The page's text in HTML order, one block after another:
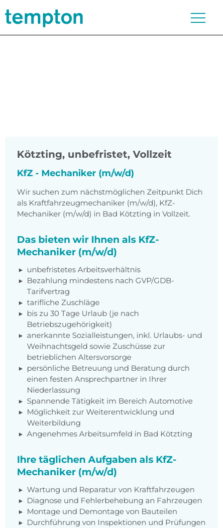
Kötzting, unbefristet, Vollzeit
KfZ - Mechaniker (m/w/d)
Wir suchen zum nächstmöglichen Zeitpunkt Dich
als Kraftfahrzeugmechaniker (m/w/d), KfZ-
Mechaniker (m/w/d) in Bad Kötzting in Vollzeit.
Das bieten wir Ihnen als KfZ-
Mechaniker (m/w/d)
unbefristetes Arbeitsverhältnis
Bezahlung mindestens nach GVP/GDB-
Tarifvertrag
tarifliche Zuschläge
bis zu 30 Tage Urlaub (je nach
Betriebszugehörigkeit)
anerkannte Sozialleistungen, inkl. Urlaubs- und
Weihnachtsgeld sowie Zuschüsse zur
betrieblichen Altersvorsorge
persönliche Betreuung und Beratung durch
einen festen Ansprechpartner in Ihrer
Niederlassung
Spannende Tätigkeit im Bereich Automotive
Möglichkeit zur Weiterentwicklung und
Weiterbildung
Angenehmes Arbeitsumfeld in Bad Kötzting
Ihre täglichen Aufgaben als KfZ-
Mechaniker (m/w/d)
Wartung und Reparatur von Kraftfahrzeugen
Diagnose und Fehlerbehebung an Fahrzeugen
Montage und Demontage von Bauteilen
Durchführung von Inspektionen und Prüfungen